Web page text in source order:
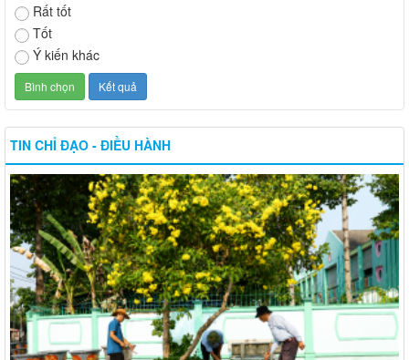
Rất tốt
Tốt
Ý kiến khác
TIN CHỈ ĐẠO - ĐIỀU HÀNH